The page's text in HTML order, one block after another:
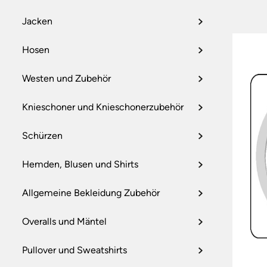
FUSSSCHUTZ
PSA GEGEN
HAUTSCHUTZ,
ALLGEMEINE
Jacken
Hosen
Westen und Zubehör
Knieschoner und Knieschonerzubehör
Schürzen
Hemden, Blusen und Shirts
Allgemeine Bekleidung Zubehör
Overalls und Mäntel
Pullover und Sweatshirts